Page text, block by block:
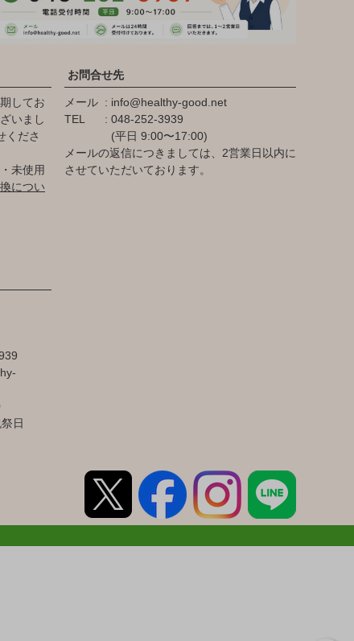
してお
いまし
くださ
未使用
につい
お問合せ先
メール
info@healthy-good.net
TEL
048-252-3939
(平日 9:00〜17:00)
メールの返信につきましては、2営業日以内に
させていただいております。
日